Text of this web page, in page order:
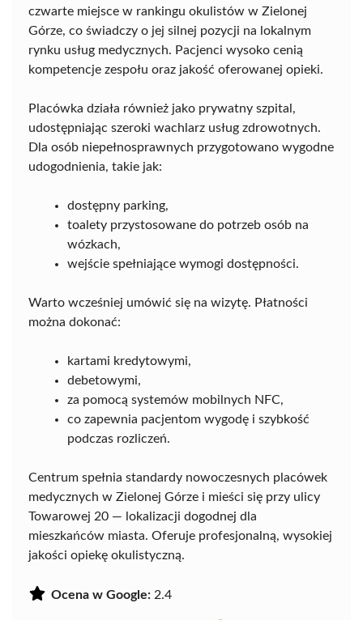
czwarte miejsce w rankingu okulistów w Zielonej
Górze, co świadczy o jej silnej pozycji na lokalnym
rynku usług medycznych. Pacjenci wysoko cenią
kompetencje zespołu oraz jakość oferowanej opieki.
Placówka działa również jako prywatny szpital,
udostępniając szeroki wachlarz usług zdrowotnych.
Dla osób niepełnosprawnych przygotowano wygodne
udogodnienia, takie jak:
dostępny parking,
toalety przystosowane do potrzeb osób na
wózkach,
wejście spełniające wymogi dostępności.
Warto wcześniej umówić się na wizytę. Płatności
można dokonać:
kartami kredytowymi,
debetowymi,
za pomocą systemów mobilnych NFC,
co zapewnia pacjentom wygodę i szybkość
podczas rozliczeń.
Centrum spełnia standardy nowoczesnych placówek
medycznych w Zielonej Górze i mieści się przy ulicy
Towarowej 20 — lokalizacji dogodnej dla
mieszkańców miasta. Oferuje profesjonalną, wysokiej
jakości opiekę okulistyczną.
Ocena w Google: 2.4